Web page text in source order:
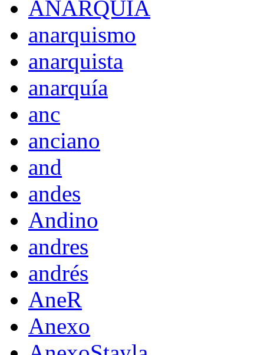
ANARQUIA
anarquismo
anarquista
anarquía
anc
anciano
and
andes
Andino
andres
andrés
AneR
Anexo